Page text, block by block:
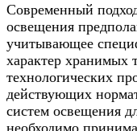
Современный
освещения
учитывающее
характер хранимых
технологических
действующих
систем освещения
необходимо